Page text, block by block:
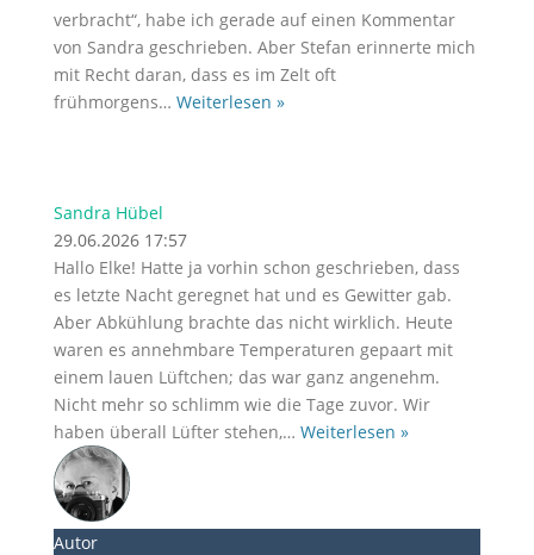
verbracht“, habe ich gerade auf einen Kommentar
von Sandra geschrieben. Aber Stefan erinnerte mich
mit Recht daran, dass es im Zelt oft
frühmorgens… Weiterlesen »
Sandra Hübel
29.06.2026 17:57
Hallo Elke! Hatte ja vorhin schon geschrieben, dass
es letzte Nacht geregnet hat und es Gewitter gab.
Aber Abkühlung brachte das nicht wirklich. Heute
waren es annehmbare Temperaturen gepaart mit
einem lauen Lüftchen; das war ganz angenehm.
Nicht mehr so schlimm wie die Tage zuvor. Wir
haben überall Lüfter stehen,… Weiterlesen »
Autor